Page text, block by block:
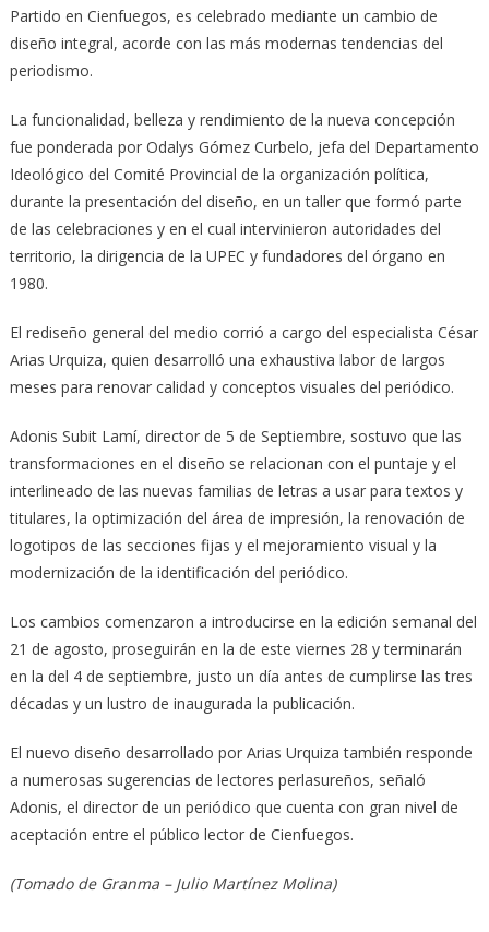
Partido en Cienfuegos, es celebrado mediante un cambio de
diseño integral, acorde con las más modernas tendencias del
periodismo.
La funcionalidad, belleza y rendimiento de la nueva concepción
fue ponderada por Odalys Gómez Curbelo, jefa del Departamento
Ideológico del Comité Provincial de la organización política,
durante la presentación del diseño, en un taller que formó parte
de las celebraciones y en el cual intervinieron autoridades del
territorio, la dirigencia de la UPEC y fundadores del órgano en
1980.
El rediseño general del medio corrió a cargo del especialista César
Arias Urquiza, quien desarrolló una exhaustiva labor de largos
meses para renovar calidad y conceptos visuales del periódico.
Adonis Subit Lamí, director de 5 de Septiembre, sostuvo que las
transformaciones en el diseño se relacionan con el puntaje y el
interlineado de las nuevas familias de letras a usar para textos y
titulares, la optimización del área de impresión, la renovación de
logotipos de las secciones fijas y el mejoramiento visual y la
modernización de la identificación del periódico.
Los cambios comenzaron a introducirse en la edición semanal del
21 de agosto, proseguirán en la de este viernes 28 y terminarán
en la del 4 de septiembre, justo un día antes de cumplirse las tres
décadas y un lustro de inaugurada la publicación.
El nuevo diseño desarrollado por Arias Urquiza también responde
a numerosas sugerencias de lectores perlasureños, señaló
Adonis, el director de un periódico que cuenta con gran nivel de
aceptación entre el pú­blico lector de Cienfuegos.
(Tomado de Granma – Julio Martínez Molina)